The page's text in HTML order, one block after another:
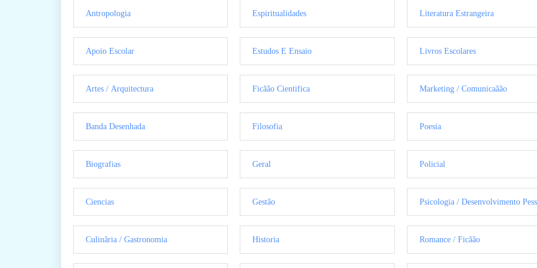
Antropologia
Apoio Escolar
Artes / Arquitectura
Banda Desenhada
Biografias
Ciencias
Culinãria / Gastronomia
Espiritualidades
Estudos E Ensaio
Ficãão Cientifica
Filosofia
Geral
Gestão
Historia
Literatura Estrangeira
Livros Escolares
Marketing / Comunicaãão
Poesia
Policial
Psicologia / Desenvolvimento
Romance / Ficãão